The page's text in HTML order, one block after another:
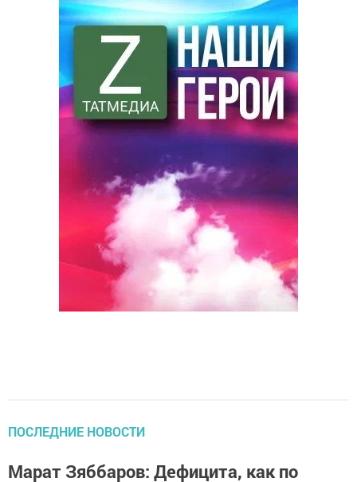
ПОСЛЕДНИЕ НОВОСТИ
Марат Зяббаров: Дефицита, как по